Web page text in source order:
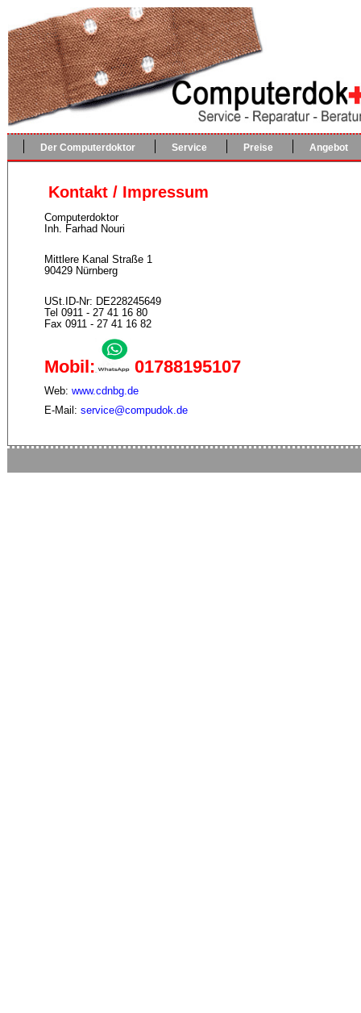
Der Computerdoktor Service Preise Angebot
Kontakt / Impressum
Computerdoktor
Inh. Farhad Nouri
Mittlere Kanal Straße 1
90429 Nürnberg
USt.ID-Nr: DE228245649
Tel 0911 - 27 41 16 80
Fax 0911 - 27 41 16 82
Mobil: 01788195107
Web: www.cdnbg.de
E-Mail: service@compudok.de